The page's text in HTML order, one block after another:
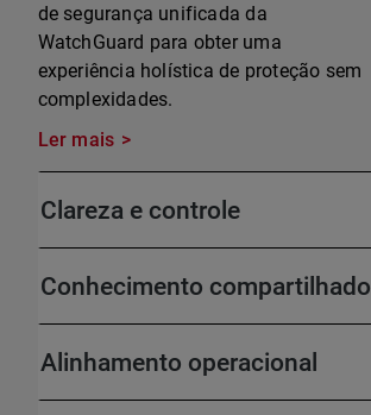
de segurança unificada da
WatchGuard para obter uma
experiência holística de proteção sem
complexidades.
Ler mais
Clareza e controle
Conhecimento compartilhado
Alinhamento operacional